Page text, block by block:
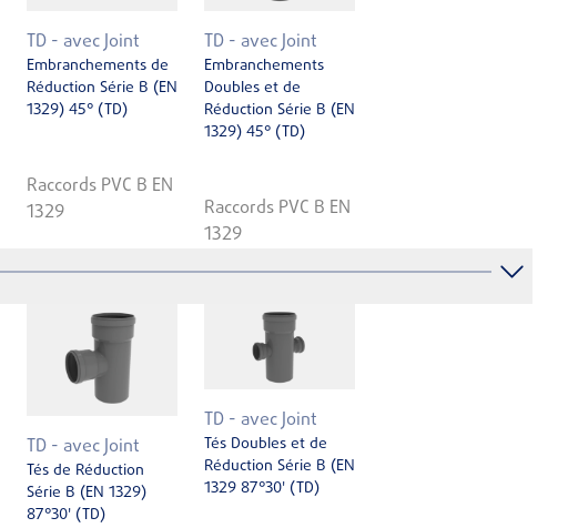
TD - avec Joint
Embranchements de
Réduction Série B (EN
1329) 45° (TD)
Raccords PVC B EN
1329
TD - avec Joint
Embranchements
Doubles et de
Réduction Série B (EN
1329) 45° (TD)
Raccords PVC B EN
1329
TD - avec Joint
Tés de Réduction
Série B (EN 1329)
87°30' (TD)
TD - avec Joint
Tés Doubles et de
Réduction Série B (EN
1329 87°30' (TD)